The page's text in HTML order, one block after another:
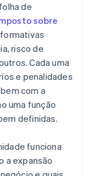
de
sobre
risco de
Cada uma
e penalidades
com a
uma função
definidas.
funciona
a expansão